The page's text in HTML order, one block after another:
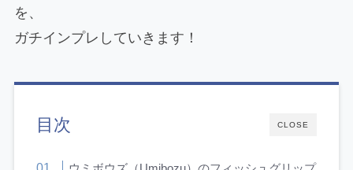
を、
ガチインプレしていきます！
CLOSE
目次